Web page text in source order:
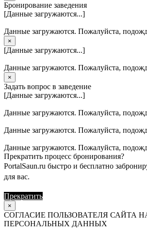
Бронирование заведения
[Данные загружаются...]
Данные загружаются. Пожалуйста,
×
[Данные загружаются...]
Данные загружаются. Пожалуйста,
×
Задать вопрос в заведение
[Данные загружаются...]
Данные загружаются. Пожалуйста,
Данные загружаются. Пожалуйста,
Данные загружаются. Пожалуйста,
Прекратить процесс бронирования?
PortalSaun.ru быстро и бесплатно
для вас.
Прекратить
×
СОГЛАСИЕ ПОЛЬЗОВАТЕЛЯ САЙТА
ПЕРСОНАЛЬНЫХ ДАННЫХ